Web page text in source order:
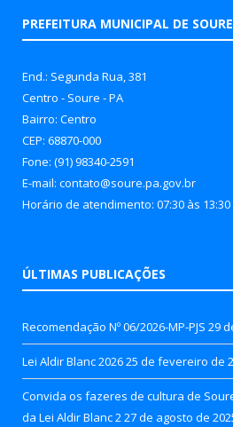
PREFEITURA MUNICIPAL DE SOURE
End.: Segunda Rua, 381
Centro - Soure - PA
Bairro: Centro
CEP: 68870-000
Fone: (91) 98340-2591
E-mail: contato@soure.pa.gov.br
Horário de atendimento: 07:30 às 13:30
ÚLTIMAS PUBLICAÇÕES
Recomendação Nº 06/2026-MP-PJS 29
Lei Aldir Blanc 202625 de fevereiro de
Convida os fazeres de cultura de
da Lei Aldir Blanc 227 de agosto de